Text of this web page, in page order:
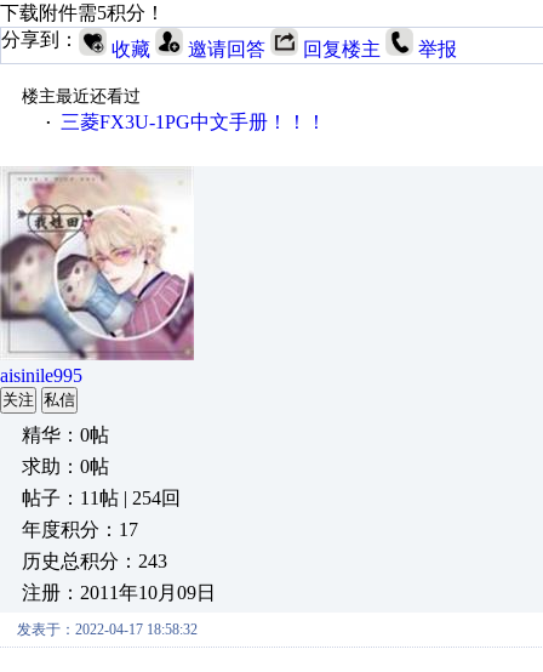
下载附件需5积分！
分享到：
收藏 邀请回答 回复楼主 举报
楼主最近还看过
·
三菱FX3U-1PG中文手册！！！
aisinile995
关注 私信
精华：0帖
求助：0帖
帖子：11帖 | 254回
年度积分：17
历史总积分：243
注册：2011年10月09日
发表于：2022-04-17 18:58:32